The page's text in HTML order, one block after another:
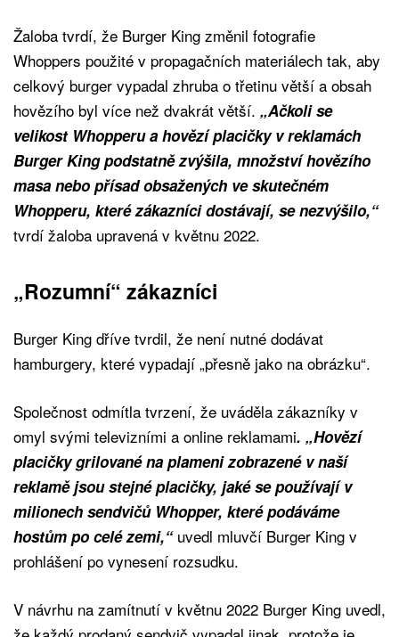
Žaloba tvrdí, že Burger King změnil fotografie
Whoppers použité v propagačních materiálech tak, aby
celkový burger vypadal zhruba o třetinu větší a obsah
hovězího byl více než dvakrát větší. „Ačkoli se
velikost Whopperu a hovězí placičky v reklamách
Burger King podstatně zvýšila, množství hovězího
masa nebo přísad obsažených ve skutečném
Whopperu, které zákazníci dostávají, se nezvýšilo,“
tvrdí žaloba upravená v květnu 2022.
„Rozumní“ zákazníci
Burger King dříve tvrdil, že není nutné dodávat
hamburgery, které vypadají „přesně jako na obrázku“.
Společnost odmítla tvrzení, že uváděla zákazníky v
omyl svými televizními a online reklamami. „Hovězí
placičky grilované na plameni zobrazené v naší
reklamě jsou stejné placičky, jaké se používají v
milionech sendvičů Whopper, které podáváme
hostům po celé zemi,“uvedl mluvčí Burger King v
prohlášení po vynesení rozsudku.
V návrhu na zamítnutí v květnu 2022 Burger King uvedl,